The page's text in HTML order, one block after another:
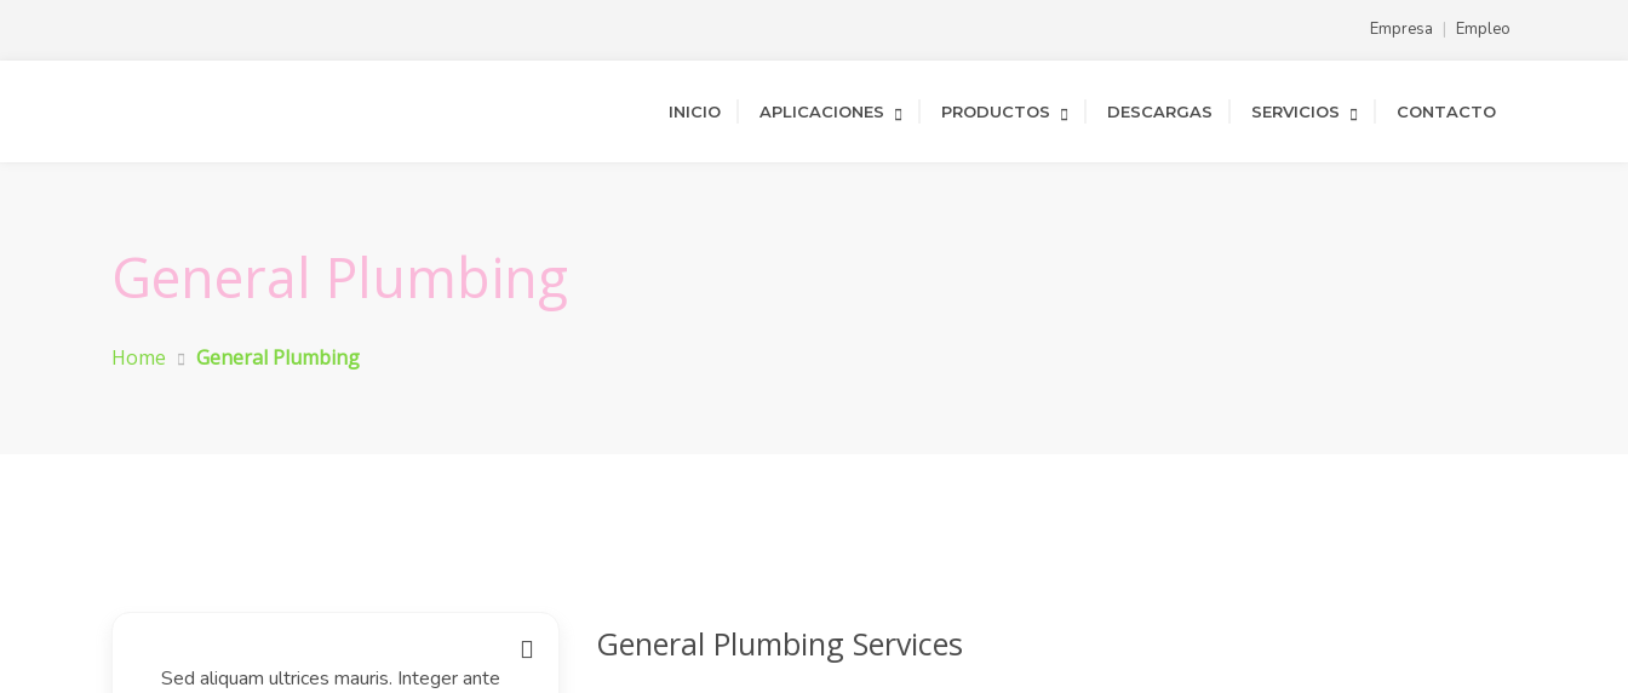
Empresa Empleo
INICIO APLICACIONES PRODUCTOS DESCARGAS SERVICIOS CONTACTO
General Plumbing
Home General Plumbing
Sed aliquam ultrices mauris. Integer ante
General Plumbing Services